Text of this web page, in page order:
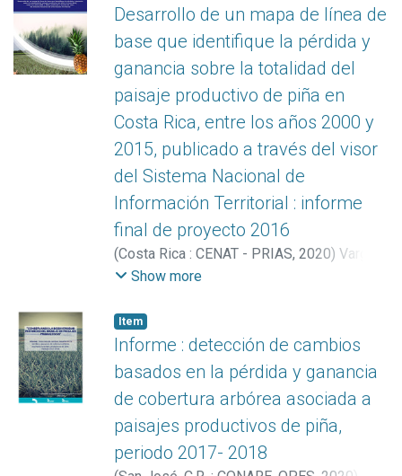
Armando;Vargas Solano, Yerlin
Desarrollo de un mapa de línea de
base que identifique la pérdida y
ganancia sobre la totalidad del
paisaje productivo de piña en
Costa Rica, entre los años 2000 y
2015, publicado a través del visor
del Sistema Nacional de
Información Territorial : informe
final de proyecto 2016
(Costa Rica : CENAT - PRIAS, 2020) Vargas
Bolaños, Christian
Ortega Rivera, Marilyn
Show more
Item
Informe : detección de cambios
basados en la pérdida y ganancia
de cobertura arbórea asociada a
paisajes productivos de piña,
periodo 2017- 2018